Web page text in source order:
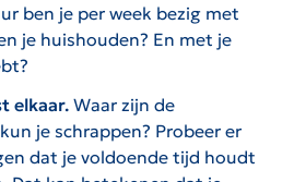
ben je per week bezig met
je huishouden? En met je
elkaar. Waar zijn de
je schrappen? Probeer er
dat je voldoende tijd houdt